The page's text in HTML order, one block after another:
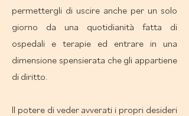
permettergli di uscire anche per un solo
giorno da una quotidianità fatta di
ospedali e terapie ed entrare in una
dimensione spensierata che gli appartiene
di diritto.
Il potere di veder avverati i propri desideri